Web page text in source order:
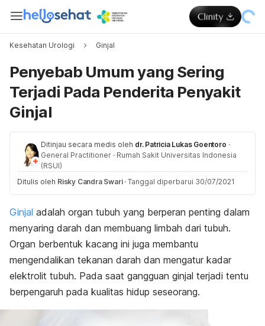
Kesehatan Urologi Ginjal
Penyebab Umum yang Sering
Terjadi Pada Penderita Penyakit
Ginjal
Ditinjau secara medis oleh dr. Patricia Lukas Goentoro ·
General Practitioner · Rumah Sakit Universitas Indonesia
(RSUI)
Ditulis oleh Risky Candra Swari · Tanggal diperbarui 30/07/2021
Ginjal adalah organ tubuh yang berperan penting dalam
menyaring darah dan membuang limbah dari tubuh.
Organ berbentuk kacang ini juga membantu
mengendalikan tekanan darah dan mengatur kadar
elektrolit tubuh. Pada saat gangguan ginjal terjadi tentu
berpengaruh pada kualitas hidup seseorang.